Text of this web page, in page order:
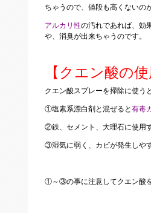
ちゃうので、値段も高くないの
アルカリ性の汚れであれば、効
や、消臭が出来ちゃうのです。
【クエン酸の
クエン酸スプレーを掃除に使う
①塩素系漂白剤と混ぜると有毒
②鉄、セメント、大理石に使用
③湿気に弱く、カビが発生しや
①～③の事に注意してクエン酸